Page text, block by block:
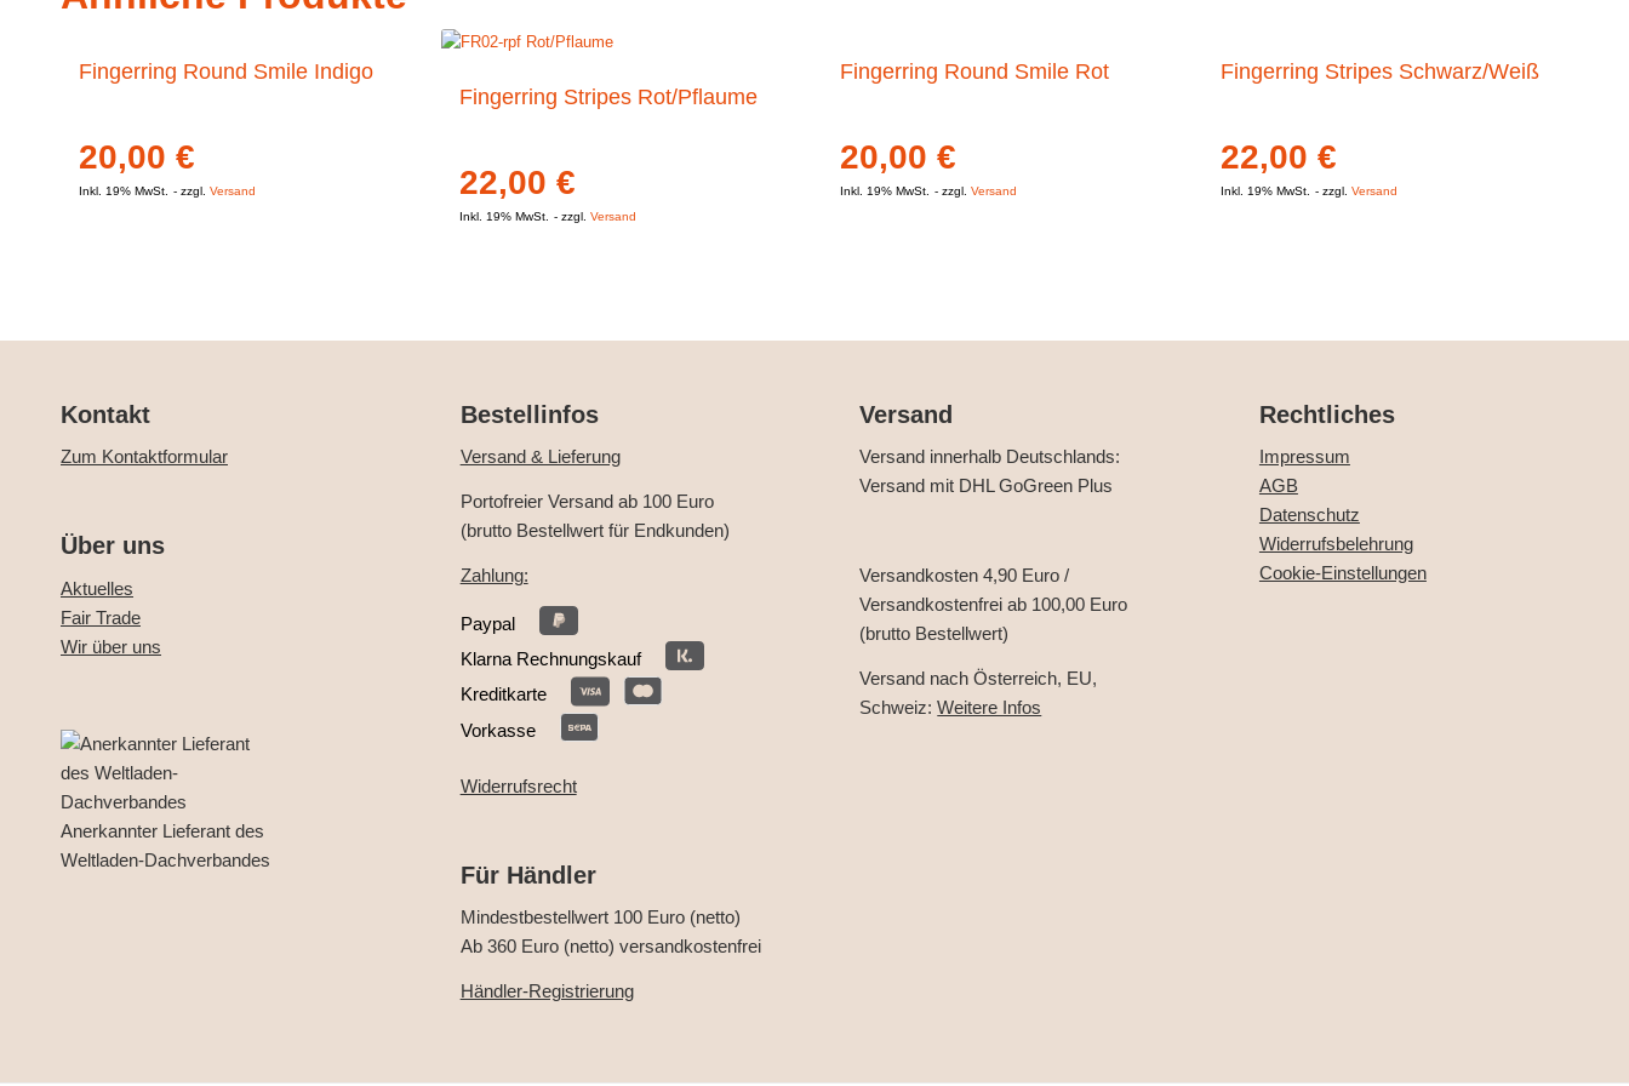
Fingerring Round Smile Indigo
20,00 €
Inkl. 19% MwSt. zzgl. Versand
Fingerring Stripes Rot/Pflaume
22,00€
Inkl. 19% MwSt. zzgl.Versand
Fingerring Round Smile Rot
20,00€
Inkl. 19% MwSt. zzgl.Versand
Fingerring Stripes Schwarz/Weiß
22,00€
Inkl. 19% MwSt. zzgl.Versand
Kontakt
Zum Kontaktformular
Über uns
Aktuelles
Fair Trade
Wir über uns
Anerkannter Lieferant des
Weltladen-Dachverbandes
Bestellinfos
Versand & Lieferung
Portofreier Versand ab 100 Euro
(brutto Bestellwert für Endkunden)
Zahlung:
Paypal
Klarna Rechnungskauf
Kreditkarte
Vorkasse
Widerrufsrecht
Für Händler
Mindestbestellwert 100 Euro (netto)
Ab 360 Euro (netto) versandkostenfrei
Händler-Registrierung
Versand
Versand innerhalb Deutschlands:
Versand mit DHL GoGreen Plus
Versandkosten 4,90 Euro /
Versandkostenfrei ab 100,00 Euro
(brutto Bestellwert)
Versand nach Österreich, EU,
Schweiz:Weitere Infos
Rechtliches
Impressum
AGB
Datenschutz
Widerrufsbelehrung
Cookie-Einstellungen